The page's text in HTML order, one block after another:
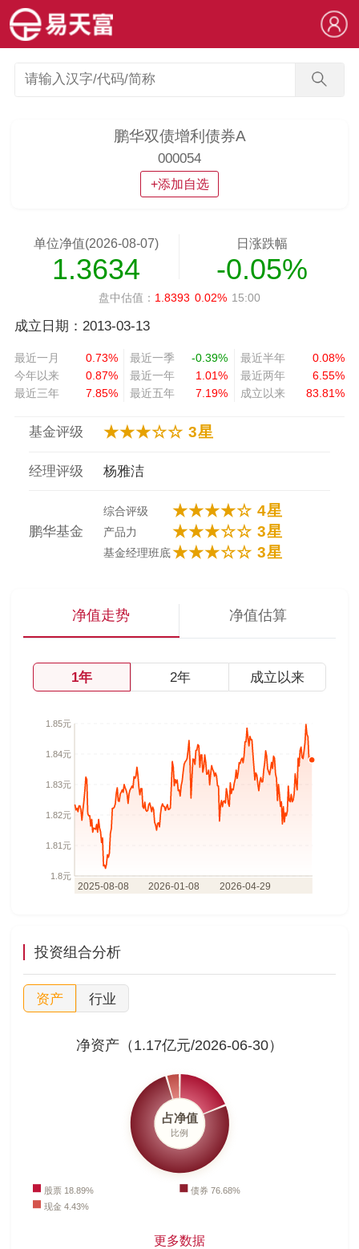
鹏华双债增利债券A
000054
+添加自选
单位净值(2026-08-07)
1.3634
日涨跌幅
-0.05%
盘中估值： 1.8393 0.02% 15:00
成立日期：2013-03-13
最近一月 0.73% 最近一季 -0.39% 最近半年
0.08%
今年以来
0.87% 最近一年 1.01% 最近两年
6.55%
最近三年
7.85% 最近五年 7.19% 成立以来 83.81%
基金评级 ★★★☆☆ 3星
经理评级 杨雅洁
鹏华基金
综合评级 ★★★★☆ 4星
产品力 ★★★☆☆ 3星
基金经理班底★★★☆☆ 3星
净值走势 净值估算
1年 2年 成立以来
投资组合分析
资产 行业
净资产（1.17亿元/2026-06-30）
更多数据